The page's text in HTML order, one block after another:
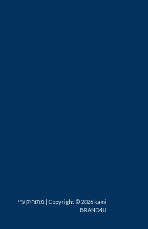
Copyright © 2026 kami | מתוחזק ע"י
BRAND4U